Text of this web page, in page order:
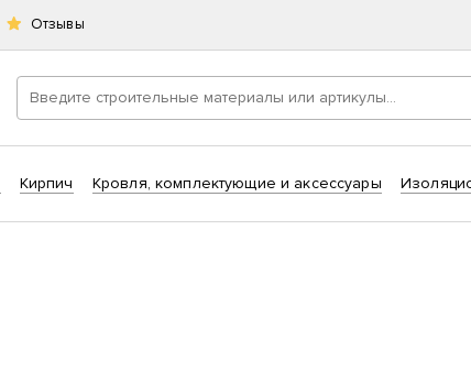
Отзывы
Кирпич Кровля, комплектующие и аксессуары